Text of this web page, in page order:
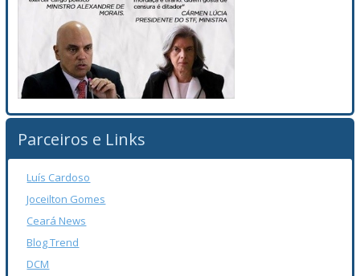
Parceiros e Links
Luís Cardoso
Joceilton Gomes
Ceará News
Blog Trend
DCM